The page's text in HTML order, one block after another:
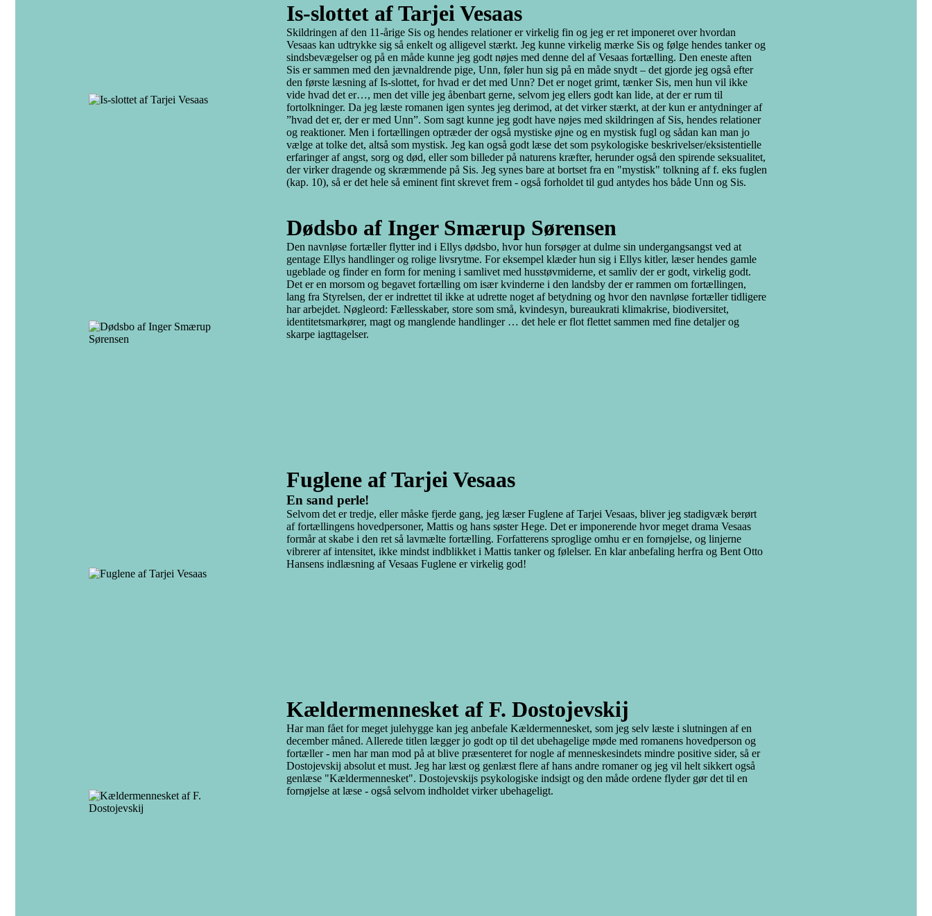
Is-slottet af Tarjei Vesaas
Skildringen af den 11-årige Sis og hendes relationer er virkelig fin og jeg er ret imponeret over hvordan
Vesaas kan udtrykke sig så enkelt og alligevel stærkt. Jeg kunne virkelig mærke Sis og følge hendes tanker og
sindsbevægelser og på en måde kunne jeg godt nøjes med denne del af Vesaas fortælling. Den eneste aften
Sis er sammen med den jævnaldrende pige, Unn, føler hun sig på en måde snydt – det gjorde jeg også efter
den første læsning af Is-slottet, for hvad er det med Unn? Det er noget grimt, tænker Sis, men hun vil ikke
vide hvad det er…, men det ville jeg åbenbart gerne, selvom jeg ellers godt kan lide, at der er rum til
fortolkninger. Da jeg læste romanen igen syntes jeg derimod, at det virker stærkt, at der kun er antydninger af
”hvad det er, der er med Unn”. Som sagt kunne jeg godt have nøjes med skildringen af Sis, hendes relationer
og reaktioner. Men i fortællingen optræder der også mystiske øjne og en mystisk fugl og sådan kan man jo
vælge at tolke det, altså som mystisk. Jeg kan også godt læse det som psykologiske beskrivelser/eksistentielle
erfaringer af angst, sorg og død, eller som billeder på naturens kræfter, herunder også den spirende seksualitet,
der virker dragende og skræmmende på Sis. Jeg synes bare at bortset fra en "mystisk" tolkning af f. eks fuglen
(kap. 10), så er det hele så eminent fint skrevet frem - også forholdet til gud antydes hos både Unn og Sis.
Dødsbo af Inger Smærup Sørensen
Den navnløse fortæller flytter ind i Ellys dødsbo, hvor hun forsøger at dulme sin undergangsangst ved at
gentage Ellys handlinger og rolige livsrytme. For eksempel klæder hun sig i Ellys kitler, læser hendes gamle
ugeblade og finder en form for mening i samlivet med husstøvmiderne, et samliv der er godt, virkelig godt.
Det er en morsom og begavet fortælling om især kvinderne i den landsby der er rammen om fortællingen,
lang fra Styrelsen, der er indrettet til ikke at udrette noget af betydning og hvor den navnløse fortæller tidligere
har arbejdet. Nøgleord: Fællesskaber, store som små, kvindesyn, bureaukrati klimakrise, biodiversitet,
identitetsmarkører, magt og manglende handlinger … det hele er flot flettet sammen med fine detaljer og
skarpe iagttagelser.
Fuglene af Tarjei Vesaas
En sand perle!
Selvom det er tredje, eller måske fjerde gang, jeg læser Fuglene af Tarjei Vesaas, bliver jeg stadigvæk berørt
af fortællingens hovedpersoner, Mattis og hans søster Hege. Det er imponerende hvor meget drama Vesaas
formår at skabe i den ret så lavmælte fortælling. Forfatterens sproglige omhu er en fornøjelse, og linjerne
vibrerer af intensitet, ikke mindst indblikket i Mattis tanker og følelser. En klar anbefaling herfra og Bent Otto
Hansens indlæsning af Vesaas Fuglene er virkelig god!
Kældermennesket af F. Dostojevskij
Har man fået for meget julehygge kan jeg anbefale Kældermennesket, som jeg selv læste i slutningen af en
december måned. Allerede titlen lægger jo godt op til det ubehagelige møde med romanens hovedperson og
fortæller - men har man mod på at blive præsenteret for nogle af menneskesindets mindre positive sider, så er
Dostojevskij absolut et must. Jeg har læst og genlæst flere af hans andre romaner og jeg vil helt sikkert også
genlæse "Kældermennesket". Dostojevskijs psykologiske indsigt og den måde ordene flyder gør det til en
fornøjelse at læse - også selvom indholdet virker ubehageligt.